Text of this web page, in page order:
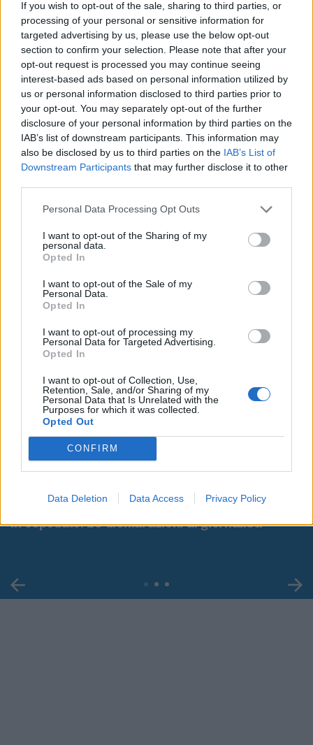
If you wish to opt-out of the sale, sharing to third parties, or
processing of your personal or sensitive information for
targeted advertising by us, please use the below opt-out
section to confirm your selection. Please note that after your
opt-out request is processed you may continue seeing
interest-based ads based on personal information utilized by
us or personal information disclosed to third parties prior to
your opt-out. You may separately opt-out of the further
disclosure of your personal information by third parties on the
IAB’s list of downstream participants. This information may
also be disclosed by us to third parties on the IAB’s List of
Downstream Participants that may further disclose it to other
Personal Data Processing Opt Outs
I want to opt-out of the Sharing of my
personal data.
Opted In
I want to opt-out of the Sale of my
Personal Data.
Opted In
I want to opt-out of processing my
Personal Data for Targeted Advertising.
Opted In
I want to opt-out of Collection, Use,
Retention, Sale, and/or Sharing of my
Personal Data that Is Unrelated with the
Purposes for which it was collected.
Opted Out
CONFIRM
Data Deletion Data Access Privacy Policy
00:00 01:16
Leonardo Maria Del Vecchio dall'ex compagna
in ospedale. Le dichiarazioni ai giornalisti